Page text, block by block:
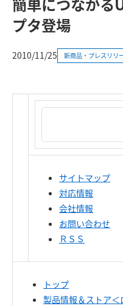
プタ登場
2010/11/25 新商品・プレスリリ
サイトマップ
対応情報
会社情報
お問い合わせ
ＲＳＳ
トップ
製品情報＆ストア＜